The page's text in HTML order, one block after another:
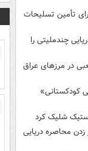
تأمین تسلیحات
چندملیتی را
در مرزهای عراق
کودکستانی»
شلیک کرد
محاصره دریایی